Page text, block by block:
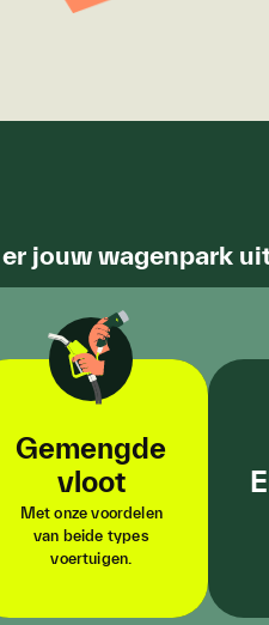
jouw wagenpark
Gemengde
vloot
Met onze voordelen
van beide types
voertuigen.